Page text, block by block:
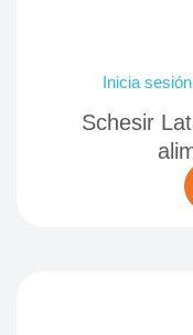
Inicia
Schesir